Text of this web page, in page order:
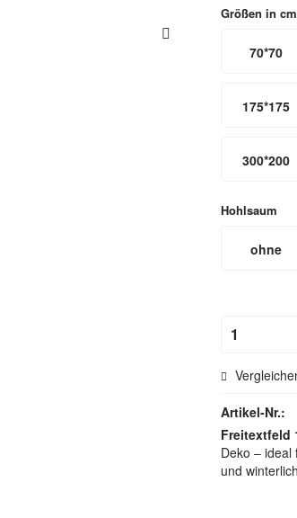
Größen in
70*70
175*175
300*200
Hohlsaum
ohne
Artikel-Nr.:
Freitextfeld
Deko –
und